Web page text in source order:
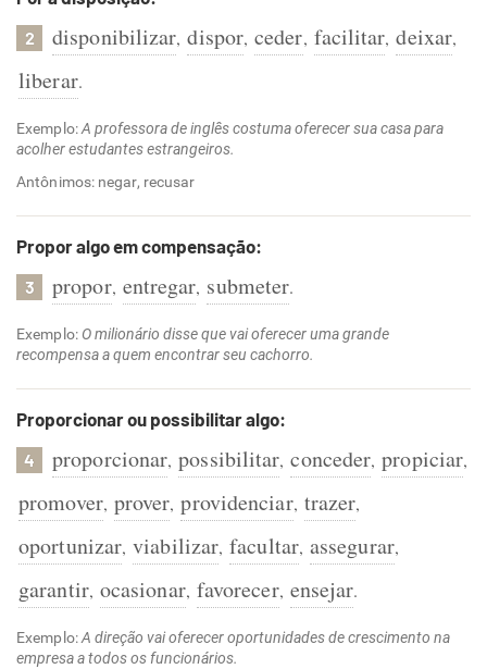
2 disponibilizar, dispor, ceder, facilitar, deixar,
liberar.
Exemplo:A professora de inglês costuma oferecer sua casa para
acolher estudantes estrangeiros.
Antônimos: negar, recusar
Propor algo em compensação:
3 propor, entregar, submeter.
Exemplo: O milionário disse que vai oferecer uma grande
recompensa a quem encontrar seu cachorro.
Proporcionar ou possibilitar algo:
4 proporcionar, possibilitar, conceder, propiciar,
promover, prover, providenciar, trazer,
oportunizar, viabilizar, facultar, assegurar,
garantir, ocasionar, favorecer, ensejar.
Exemplo:A direção vai oferecer oportunidades de crescimento na
empresa a todos os funcionários.